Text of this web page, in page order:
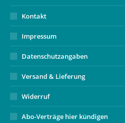
Kontakt
Impressum
Datenschutzangaben
Versand & Lieferung
Widerruf
Abo-Verträge hier kündigen